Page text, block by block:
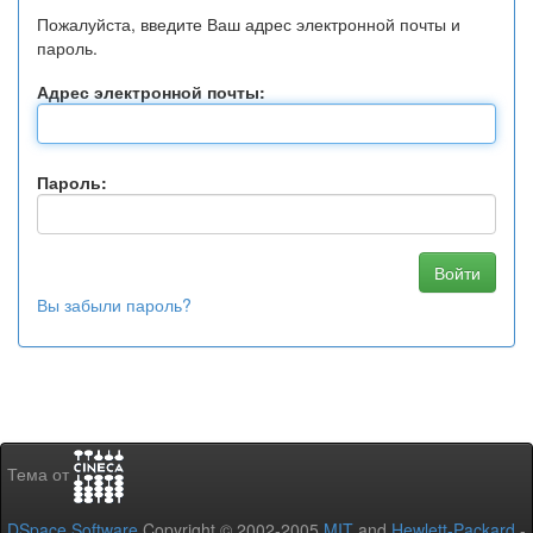
Пожалуйста, введите Ваш адрес электронной почты и
пароль.
Адрес электронной почты:
Пароль:
Вы забыли пароль?
Тема от